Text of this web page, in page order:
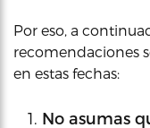
Por eso, a
recomendaciones
en estas fechas:
No asumas